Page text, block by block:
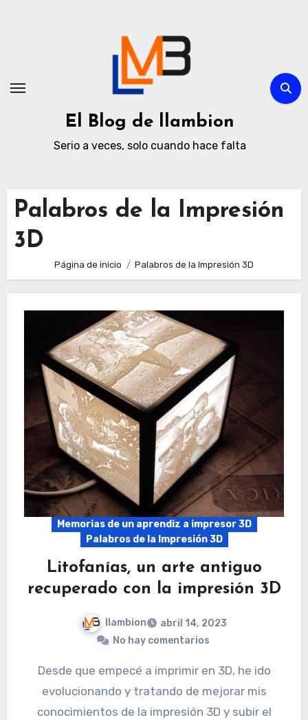
El Blog de llambion
Serio a veces, solo cuando hace falta
Palabros de la Impresión
3D
Página de inicio Palabros de la Impresión 3D
Memorias de un aprendiz a impresor 3D
Palabros de la Impresión 3D
Litofanías, un arte antiguo
recuperado con la impresión 3D
llambion
abril 14, 2023
No hay comentarios
Desde que empecé a imprimir en 3D, he ido
evolucionando y tratando de mejorar mis
conocimientos de la impresión 3D y subir el